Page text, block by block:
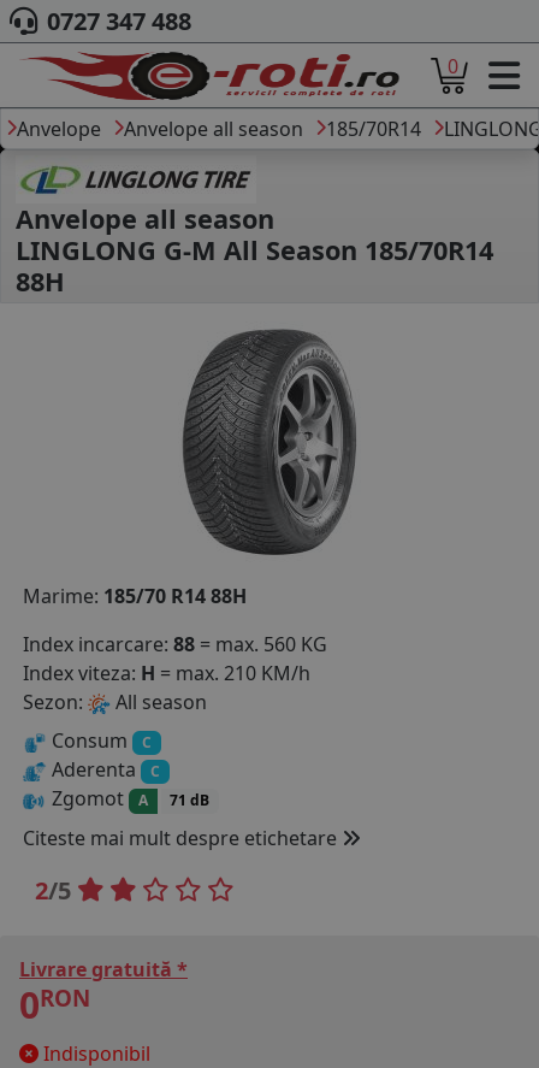
ACASA
DESPRE NOI
ANVELOPE
AUTO
CAMION
MOTO
DIMENSIUNI
PRODUCATORI ANVELOPE
MARCA AUTO
BLOG
B2B - COLABORARE COMPANII
CONT
CONTACT
0727 347 488
0
Anvelope Anvelope all season 185/70R14
Anvelope all season
LINGLONG G-M All Season 185/70R14
88H
Marime: 185/70 R14 88H
Index incarcare: 88 = max. 560 KG
Index viteza: H = max. 210 KM/h
Sezon:
All season
Consum
C
Aderenta C
Zgomot A 71 dB
Citeste mai mult despre etichetare
2/5
Livrare gratuită *
0RON
Indisponibil